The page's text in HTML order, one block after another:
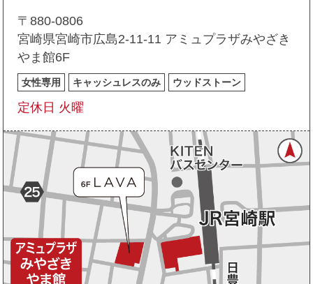
〒880-0806
宮崎県宮崎市広島2-11-11 アミュプラザみやざき
やま館6F
女性専用 キャッシュレスのみ ウッドストーン
定休日 火曜